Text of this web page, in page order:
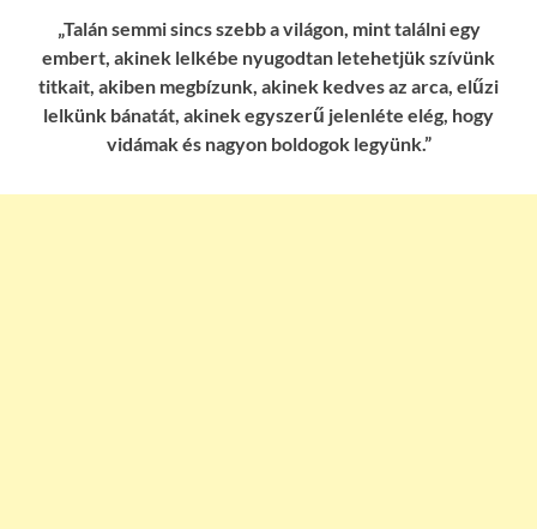
„Talán semmi sincs szebb a világon, mint találni egy
embert, akinek lelkébe nyugodtan letehetjük szívünk
titkait, akiben megbízunk, akinek kedves az arca, elűzi
lelkünk bánatát, akinek egyszerű jelenléte elég, hogy
vidámak és nagyon boldogok legyünk.”